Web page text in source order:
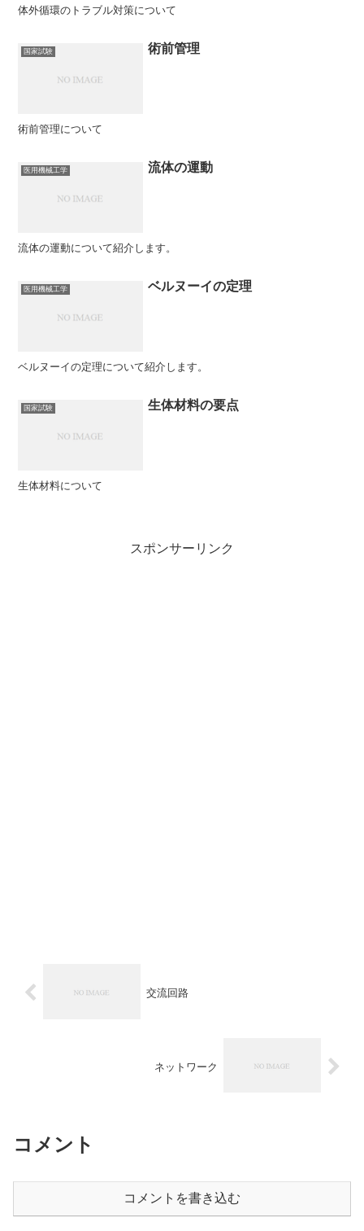
体外循環のトラブル対策について
国家試験 術前管理
術前管理について
医用機械工学 流体の運動
流体の運動について紹介します。
医用機械工学 ベルヌーイの定理
ベルヌーイの定理について紹介します。
国家試験 生体材料の要点
生体材料について
スポンサーリンク
交流回路
ネットワーク
コメント
コメントを書き込む